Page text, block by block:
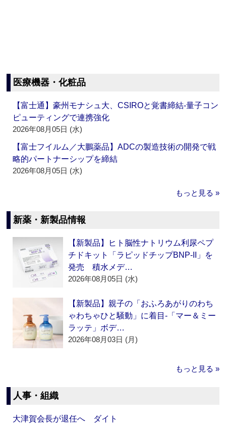
医療機器・化粧品
【富士通】豪州モナシュ大、CSIROと覚書締結‐量子コン
ピューティングで連携強化
2026年08月05日 (水)
【富士フイルム／大鵬薬品】ADCの製造技術の開発で戦
略的パートナーシップを締結
2026年08月05日 (水)
もっと見る »
新薬・新製品情報
【新製品】ヒト脳性ナトリウム利尿ペプ
チドキット「ラピッドチップBNP-II」を
発売 積水メデ…
2026年08月05日 (水)
【新製品】親子の「おふろあがりのわち
ゃわちゃひと騒動」に着目‐「マー＆ミー
ラッテ」ボデ…
2026年08月03日 (月)
もっと見る »
人事・組織
大津賀会長が退任へ ダイト